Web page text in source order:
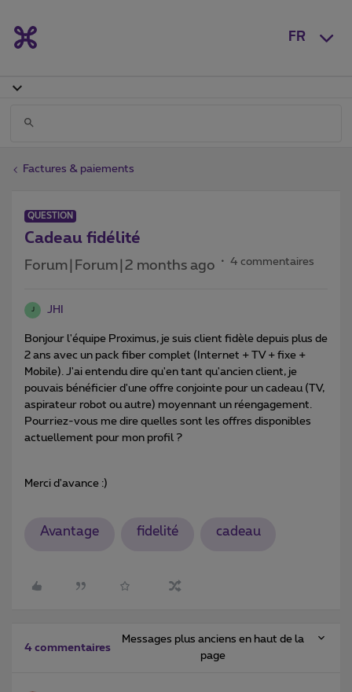
FR
Factures & paiements
QUESTION
Cadeau fidélité
Forum|Forum|2 months ago 4 commentaires
J JHI
Bonjour l'équipe Proximus, je suis client fidèle depuis plus de
2 ans avec un pack fiber complet (Internet + TV + fixe +
Mobile). J'ai entendu dire qu'en tant qu'ancien client, je
pouvais bénéficier d'une offre conjointe pour un cadeau (TV,
aspirateur robot ou autre) moyennant un réengagement.
Pourriez-vous me dire quelles sont les offres disponibles
actuellement pour mon profil ?
Merci d'avance :)
Avantage fidelité cadeau
4 commentaires
Messages plus anciens en haut de la
page